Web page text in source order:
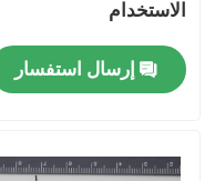
جولة في المعمل
الاستخدام
إرسال استفسار